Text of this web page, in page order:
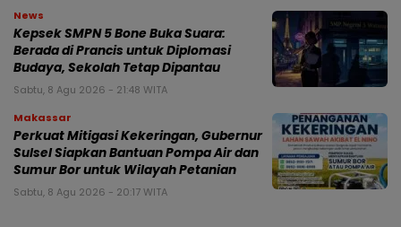
News
Kepsek SMPN 5 Bone Buka Suara:
Berada di Prancis untuk Diplomasi
Budaya, Sekolah Tetap Dipantau
Sabtu, 8 Agu 2026 - 21:48 WITA
Makassar
Perkuat Mitigasi Kekeringan, Gubernur
Sulsel Siapkan Bantuan Pompa Air dan
Sumur Bor untuk Wilayah Petanian
Sabtu, 8 Agu 2026 - 20:17 WITA